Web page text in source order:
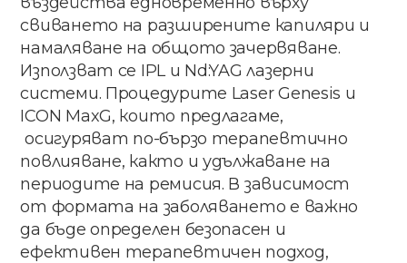
свиването на разширените капиляри и
намаляване на общото зачервяване.
Използват се IPL и Nd:YAG лазерни
системи. Процедурите Laser Genesis и
ICON MaxG, които предлагаме,
осигуряват по-бързо терапевтично
повлияване, както и удължаване на
периодите на ремисия. В зависимост
от формата на заболяването е важно
да бъде определен безопасен и
ефективен терапевтичен подход,